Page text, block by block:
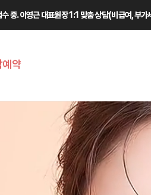
중. 이영근 대표원장 1:1 맞춤 상담(비급여, 부가
예약